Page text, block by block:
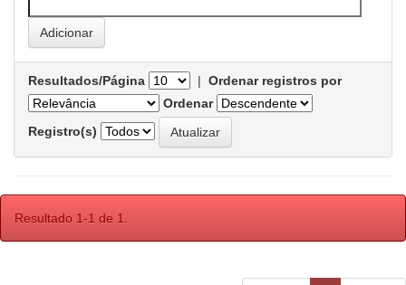
Resultados/Página | Ordenar registros por
Ordenar
Registro(s)
Resultado 1-1 de 1.